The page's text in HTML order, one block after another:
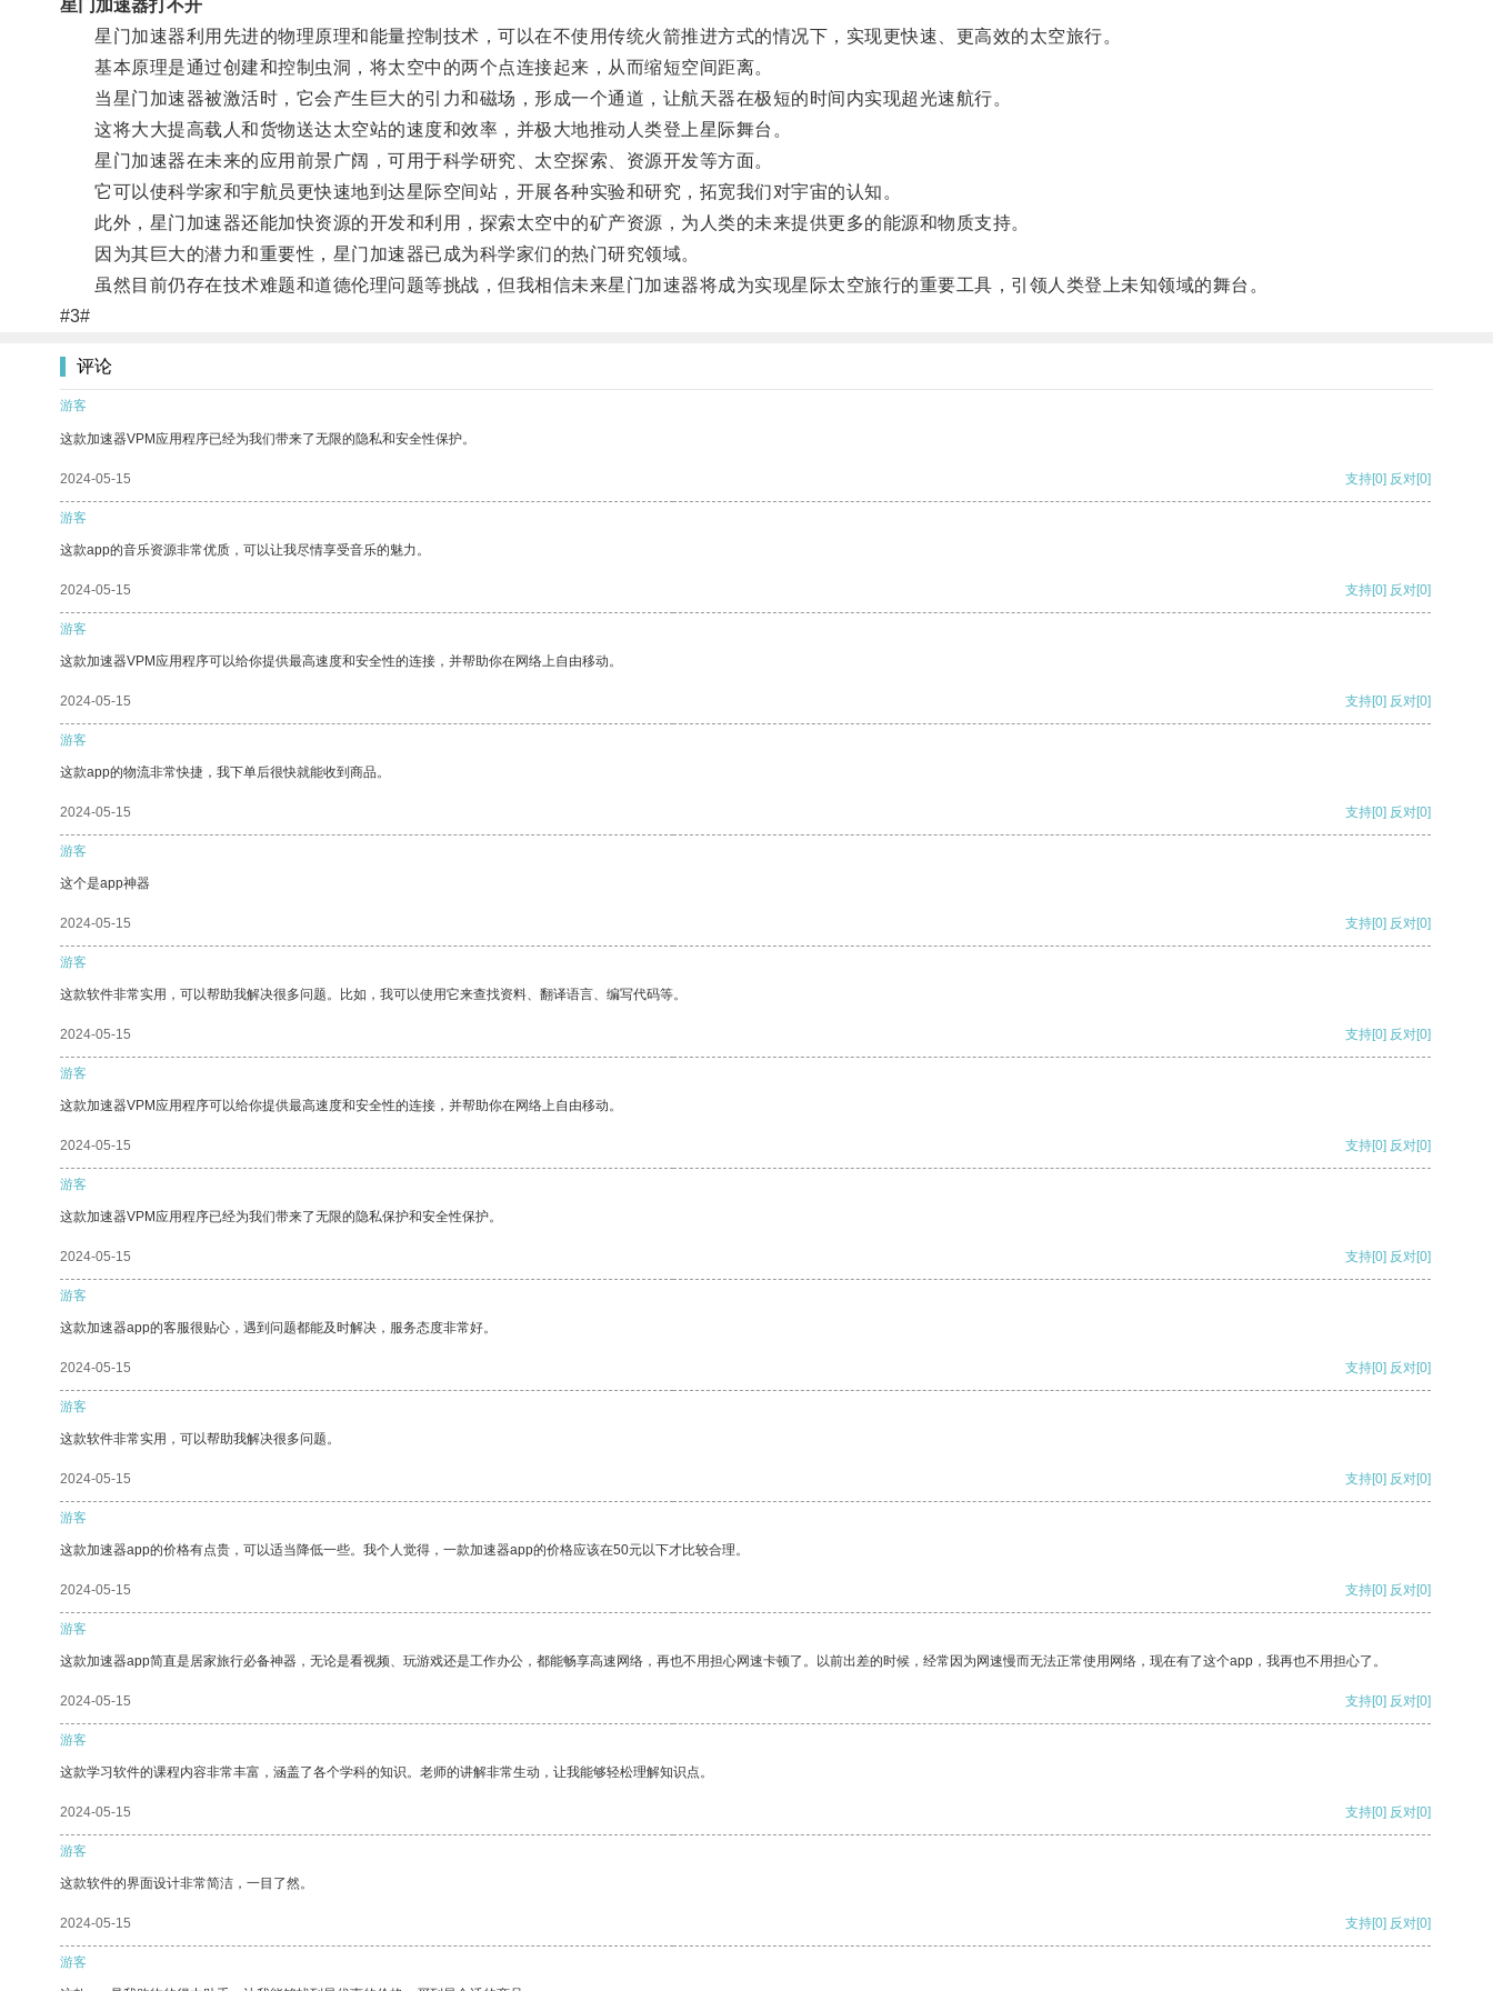
星门加速器打不开
星门加速器利用先进的物理原理和能量控制技术，可以在不使用传统火箭推进方式的情况下，实现更快速、更高效的太空旅行。
基本原理是通过创建和控制虫洞，将太空中的两个点连接起来，从而缩短空间距离。
当星门加速器被激活时，它会产生巨大的引力和磁场，形成一个通道，让航天器在极短的时间内实现超光速航行。
这将大大提高载人和货物送达太空站的速度和效率，并极大地推动人类登上星际舞台。
星门加速器在未来的应用前景广阔，可用于科学研究、太空探索、资源开发等方面。
它可以使科学家和宇航员更快速地到达星际空间站，开展各种实验和研究，拓宽我们对宇宙的认知。
此外，星门加速器还能加快资源的开发和利用，探索太空中的矿产资源，为人类的未来提供更多的能源和物质支持。
因为其巨大的潜力和重要性，星门加速器已成为科学家们的热门研究领域。
虽然目前仍存在技术难题和道德伦理问题等挑战，但我相信未来星门加速器将成为实现星际太空旅行的重要工具，引领人类登上未知领域的舞台。
#3#
评论
游客
这款加速器VPM应用程序已经为我们带来了无限的隐私和安全性保护。
2024-05-15 支持[0] 反对[0]
游客
这款app的音乐资源非常优质，可以让我尽情享受音乐的魅力。
2024-05-15 支持[0] 反对[0]
游客
这款加速器VPM应用程序可以给你提供最高速度和安全性的连接，并帮助你在网络上自由移动。
2024-05-15 支持[0] 反对[0]
游客
这款app的物流非常快捷，我下单后很快就能收到商品。
2024-05-15 支持[0] 反对[0]
游客
这个是app神器
2024-05-15 支持[0] 反对[0]
游客
这款软件非常实用，可以帮助我解决很多问题。比如，我可以使用它来查找资料、翻译语言、编写代码等。
2024-05-15 支持[0] 反对[0]
游客
这款加速器VPM应用程序可以给你提供最高速度和安全性的连接，并帮助你在网络上自由移动。
2024-05-15 支持[0] 反对[0]
游客
这款加速器VPM应用程序已经为我们带来了无限的隐私保护和安全性保护。
2024-05-15 支持[0] 反对[0]
游客
这款加速器app的客服很贴心，遇到问题都能及时解决，服务态度非常好。
2024-05-15 支持[0] 反对[0]
游客
这款软件非常实用，可以帮助我解决很多问题。
2024-05-15 支持[0] 反对[0]
游客
这款加速器app的价格有点贵，可以适当降低一些。我个人觉得，一款加速器app的价格应该在50元以下才比较合理。
2024-05-15 支持[0] 反对[0]
游客
这款加速器app简直是居家旅行必备神器，无论是看视频、玩游戏还是工作办公，都能畅享高速网络，再也不用担心网速卡顿了。以前出差的时候，经常因为网速慢而无法正常使用网络，现在有了这个app，我再也不用担心了。
2024-05-15 支持[0] 反对[0]
游客
这款学习软件的课程内容非常丰富，涵盖了各个学科的知识。老师的讲解非常生动，让我能够轻松理解知识点。
2024-05-15 支持[0] 反对[0]
游客
这款软件的界面设计非常简洁，一目了然。
2024-05-15 支持[0] 反对[0]
游客